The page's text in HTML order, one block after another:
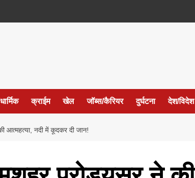
क्राईम खेल जॉब्स/कैरियर दुर्घटना देश/विदेश
आत्महत्या, नदी में कूदकर दी जान!